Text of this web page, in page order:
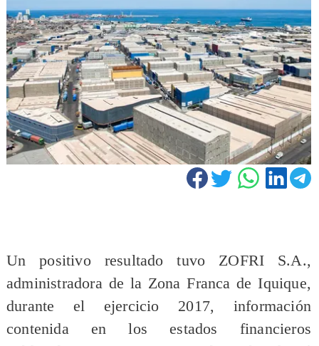
Un positivo resultado tuvo ZOFRI S.A.,
administradora de la Zona Franca de Iquique,
durante el ejercicio 2017, información
contenida en los estados financieros